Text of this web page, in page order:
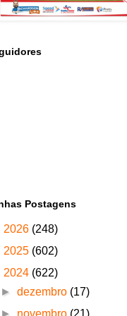
Postagens
2026 (248)
2025 (602)
2024 (622)
►dezembro (17)
► novembro (21)